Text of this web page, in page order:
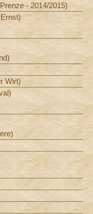
- 2014/2015)
Wirt)